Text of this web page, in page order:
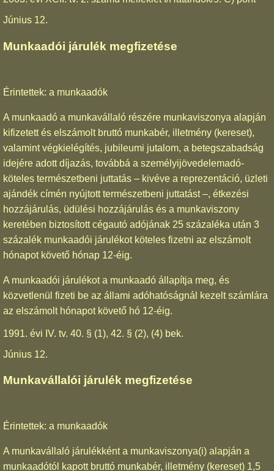
Június 12.
Munkaadói járulék megfizetése
Érintettek: a munkaadók
A munkaadó a munkavállaló részére munkaviszonya alapján
kifizetett és elszámolt bruttó munkabér, illetmény (kereset),
valamint végkielégítés, jubileumi jutalom, a betegszabadság
idejére adott díjazás, továbbá a személyijövedelemadó-
köteles természetbeni juttatás – kivéve a reprezentáció, üzleti
ajándék címén nyújtott természetbeni juttatást –, étkezési
hozzájárulás, üdülési hozzájárulás és a munkaviszony
keretében biztosított cégautó adójának 25 százaléka után 3
százalék munkaadói járulékot köteles fizetni az elszámolt
hónapot követő hónap 12-éig.
A munkaadói járulékot a munkaadó állapítja meg, és
közvetlenül fizeti be az állami adóhatóságnál kezelt számlára
az elszámolt hónapot követő hó 12-éig.
1991. évi IV. tv. 40. § (1), 42. § (2), (4) bek.
Június 12.
Munkavállalói járulék megfizetése
Érintettek: a munkaadók
A munkavállaló járulékként a munkaviszonya(i) alapján a
munkaadótól kapott bruttó munkabér, illetmény (kereset) 1,5